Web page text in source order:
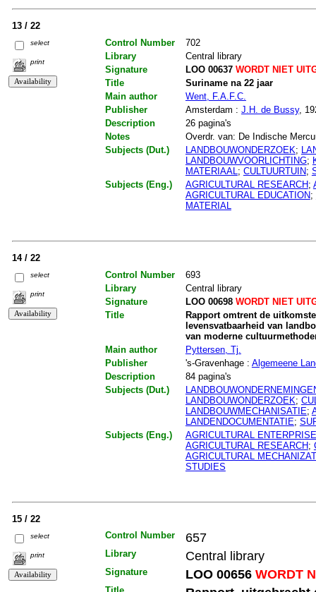
13 / 22
select
print
Control Number
702
Library
Central library
Signature
LOO 00637WORDT NIET
Title
Suriname na 22 jaar
Main author
Went, F.A.F.C.
Publisher
Amsterdam : J.H. de Bussy,
Description
26 pagina's
Notes
Overdr. van: De Indische
Subjects (Dut.)
LANDBOUWONDERZOEK;
LANDBOUWVOORLICHTING;
MATERIAAL ; CULTUURTUIN;
Subjects (Eng.)
AGRICULTURAL RESEARCH;
AGRICULTURAL EDUCATION;
MATERIAL
14 / 22
select
print
Control Number
693
Library
Central library
Signature
LOO 00698WORDT NIET
Title
Rapport omtrent de
levensvatbaarheid van
van moderne
Main author
Pyttersen, Tj.
Publisher
's-Gravenhage : Algemeene
Description
84 pagina's
Subjects (Dut.)
LANDBOUWONDERZOEK;
LANDBOUWMECHANISATIE;
LANDENDOCUMENTATIE;
Subjects (Eng.)
AGRICULTURAL
AGRICULTURAL RESEARCH;
AGRICULTURAL
STUDIES
15 / 22
select
print
Control Number 657
Library Central library
Signature LOO 00656WORDT